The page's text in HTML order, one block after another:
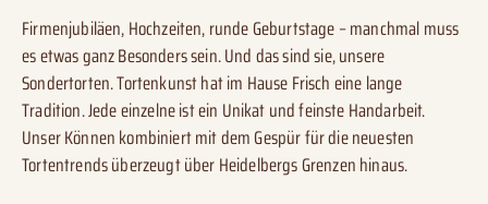
Firmenjubiläen, Hochzeiten, runde Geburtstage – manchmal muss
es etwas ganz Besonders sein. Und das sind sie, unsere
Sondertorten. Tortenkunst hat im Hause Frisch eine lange
Tradition. Jede einzelne ist ein Unikat und feinste Handarbeit.
Unser Können kombiniert mit dem Gespür für die neuesten
Tortentrends überzeugt über Heidelbergs Grenzen hinaus.